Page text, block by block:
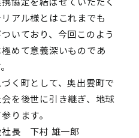
アル様とはこれまでも
いており、今回このよう
めて意義深いものであ
く町として、奥出雲町で
を後世に引き継ぎ、地球
ります。
長 下村 雄一郎